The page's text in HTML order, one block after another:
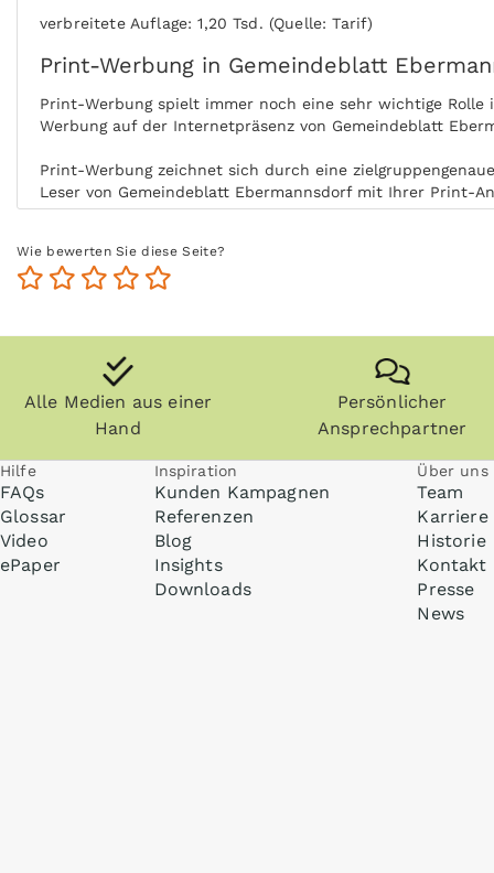
verbreitete Auflage: 1,20 Tsd. (Quelle: Tarif)
Print-Werbung in Gemeindeblatt
Print-Werbung spielt immer noch eine sehr wichtige
Werbung auf der Internetpräsenz von Gemeindeblatt
Print-Werbung zeichnet sich durch eine
Leser von Gemeindeblatt Ebermannsdorf mit Ihrer Print-
und Zeit der Nutzung steigert zudem die Glaubwürdigkeit
Anzeigen können zudem nachgeblättert und
Gemeindeblatt Ebermannsdorf kann ohne Internet
Wie bewerten Sie diese Seite?
Alle Medien aus einer
Hand
Persönlicher
Ansprechpartner
Hilfe
FAQs
Glossar
Video
ePaper
Inspiration
Kunden Kampagnen
Referenzen
Blog
Insights
Downloads
Über uns
Team
Karriere
Historie
Kontakt
Presse
News